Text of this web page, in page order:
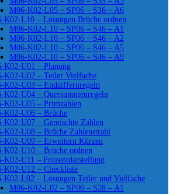
M06-K02-L05 – SP06 – S36 – A6
K02-L10 – Lösungen Brüche ordnen
M06-K02-L10 – SP06 – S46 – A1
M06-K02-L10 – SP06 – S46 – A2
M06-K02-L10 – SP06 – S46 – A5
M06-K02-L10 – SP06 – S46 – A9
K02-U01 – Planung
K02-U02 – Teiler Vielfache
K02-U03 – Endziffernregeln
K02-U04 – Quersummenregeln
K02-U05 – Primzahlen
K02-U06 – Brüche
K02-U07 – Gemischte Zahlen
K02-U08 – Brüche Zahlenstrahl
K02-U09 – Erweitern Kürzen
K02-U10 – Brüche ordnen
K02-U11 – Prozentdarstellung
K02-U12 – Checkliste
K02-L02 – Lösungen Teiler und Vielfache
M06-K02-L02 – SP06 – S28 – A1